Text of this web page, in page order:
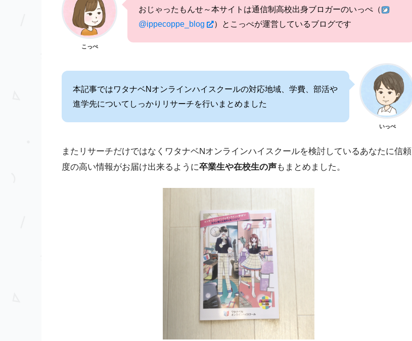
こっぺ
おじゃったもんせ～本サイトは通信制高校出身ブロガーのいっぺ（
@ippecoppe_blog
）とこっぺが運営しているブログです
本記事ではワタナベNオンラインハイスクールの対応地域、学費、部活や
進学先についてしっかりリサーチを行いまとめました
いっぺ
またリサーチだけではなくワタナベNオンラインハイスクールを検討しているあなたに信頼
度の高い情報がお届け出来るように卒業生や在校生の声もまとめました。